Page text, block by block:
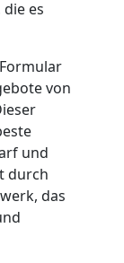
es
von
und
durch
das